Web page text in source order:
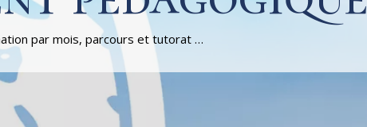
par mois, parcours et tutorat …